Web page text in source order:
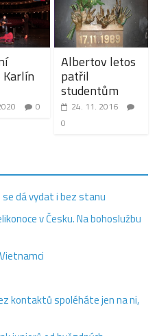
Karlín
0
Albertov letos
patřil
studentům
24. 11. 2016
0
dá vydat i bez stanu
v Česku. Na bohoslužbu
kontaktů spoléháte jen na ni,